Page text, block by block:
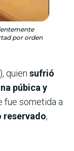
por orden
quien sufrió
púbica y
fue sometida a
reservado,